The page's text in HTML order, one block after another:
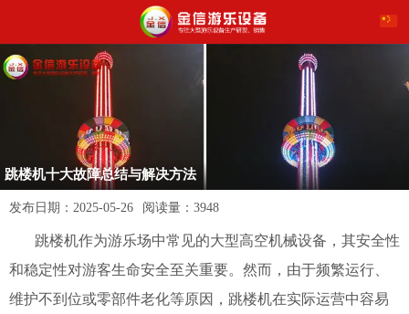
跳楼机十大故障总结与解决方法
发布日期： 2025-05-26 阅读量： 3948
跳楼机作为游乐场中常见的大型高空机械设备，其安全性
和稳定性对游客生命安全至关重要。然而，由于频繁运行、
维护不到位或零部件老化等原因，跳楼机在实际运营中容易